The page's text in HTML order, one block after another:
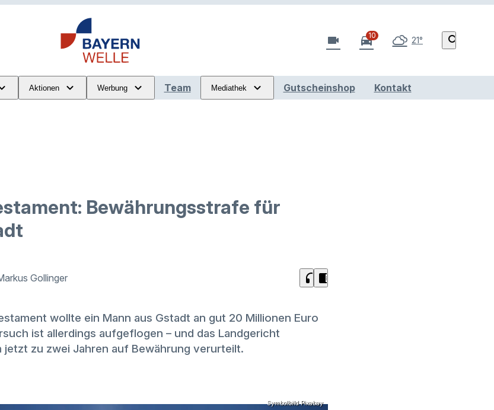
videocam directions_car
10 21° search
Aktionen Werbung Team Mediathek Gutscheinshop Kontakt
Bewährungsstrafe für
Gollinger headphones chrome_reader_mode
wollte ein Mann aus Gstadt an gut 20 Millionen Euro
ist allerdings aufgeflogen – und das Landgericht
jetzt zu zwei Jahren auf Bewährung verurteilt.
Symbolbild Pixabay